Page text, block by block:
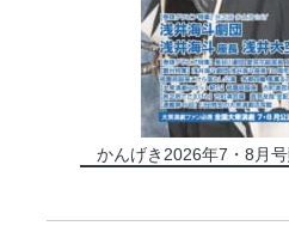
かんげき2026年7・8月